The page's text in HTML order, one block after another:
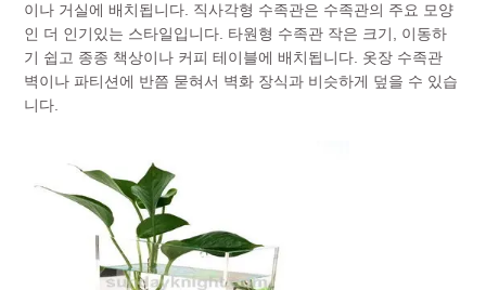
이나 거실에 배치됩니다. 직사각형 수족관은 수족관의 주요 모양
인 더 인기있는 스타일입니다. 타원형 수족관 작은 크기, 이동하
기 쉽고 종종 책상이나 커피 테이블에 배치됩니다. 옷장 수족관
벽이나 파티션에 반쯤 묻혀서 벽화 장식과 비슷하게 덮을 수 있습
니다.